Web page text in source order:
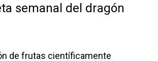
semanal del dragón
de frutas científicamente